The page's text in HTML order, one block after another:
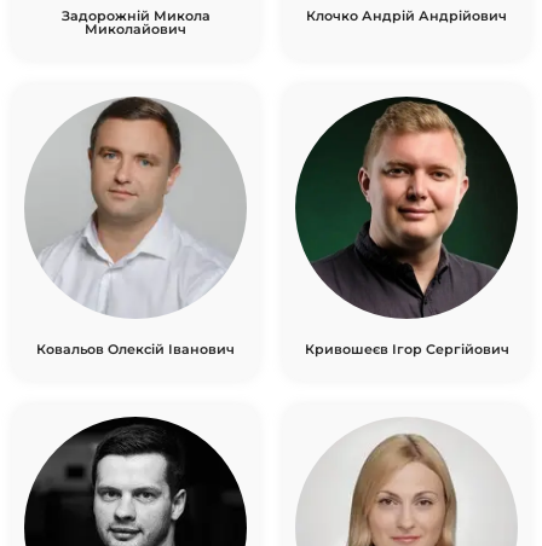
Задорожній Микола
Миколайович
Клочко Андрій Андрійович
Ковальов Олексій Іванович Кривошеєв Ігор Сергійович